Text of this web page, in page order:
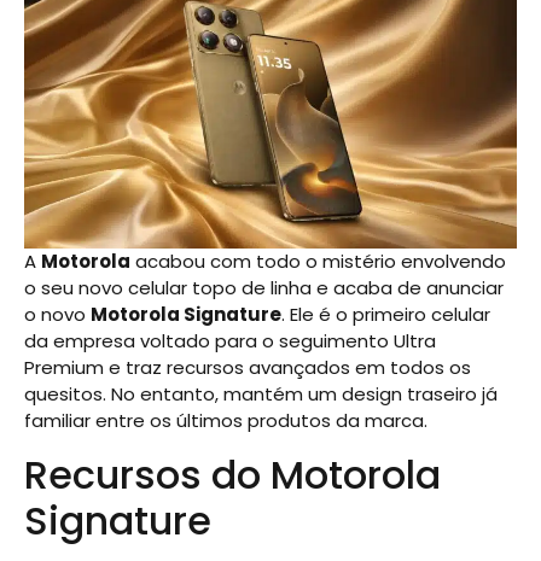
A Motorola acabou com todo o mistério envolvendo
o seu novo celular topo de linha e acaba de anunciar
o novo Motorola Signature. Ele é o primeiro celular
da empresa voltado para o seguimento Ultra
Premium e traz recursos avançados em todos os
quesitos. No entanto, mantém um design traseiro já
familiar entre os últimos produtos da marca.
Recursos do Motorola
Signature